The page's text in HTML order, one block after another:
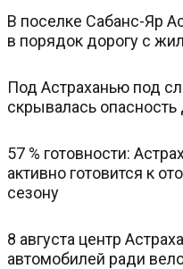
В поселке Сабанс-Яр
в порядок дорогу с
Под Астраханью под
скрывалась
57 % готовности:
активно готовится к
сезону
8 августа центр
автомобилей ради